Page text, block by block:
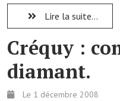
Les moyens financiers
Note de synthèse financière
Lire la suite...
Créquy :
diamant.
Le 1 décembre 2008